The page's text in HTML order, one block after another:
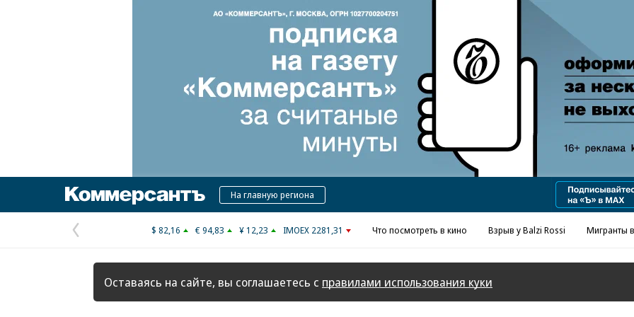
Реклама в «Ъ» www.kommersant.ru/ad
КоммерсантъНа главную региона
Предыдущая
страница
$ 82,16 € 94,83 ¥ 12,23 IMOEX 2281,31 Что посмотреть в кино Взрыв у Balzi Rossi Мигранты
Оставаясь на сайте, вы соглашаетесь с правилами использования куки